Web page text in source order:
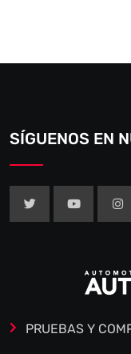
SÍGUENOS EN
PRUEBAS Y